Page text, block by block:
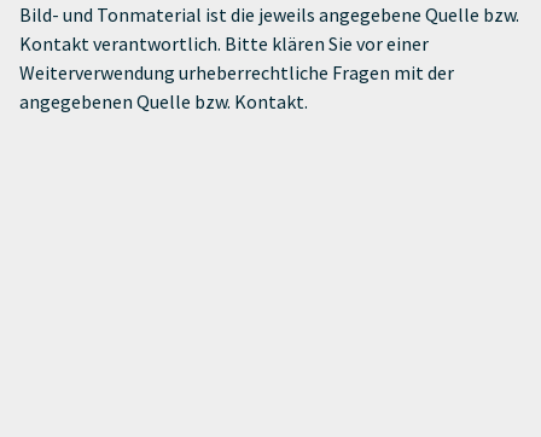
Bild- und Tonmaterial ist die jeweils angegebene Quelle bzw.
Kontakt verantwortlich. Bitte klären Sie vor einer
Weiterverwendung urheberrechtliche Fragen mit der
angegebenen Quelle bzw. Kontakt.